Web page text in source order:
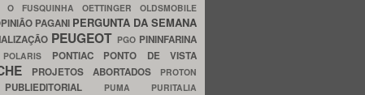
O FUSQUINHA OETTINGER OLDSMOBILE
PAGANI PERGUNTA DA SEMANA
PEUGEOT PGO PININFARINA
POLARIS PONTIAC PONTO DE VISTA
PROJETOS ABORTADOS PROTON
PUBLIEDITORIAL PUMA PURITALIA